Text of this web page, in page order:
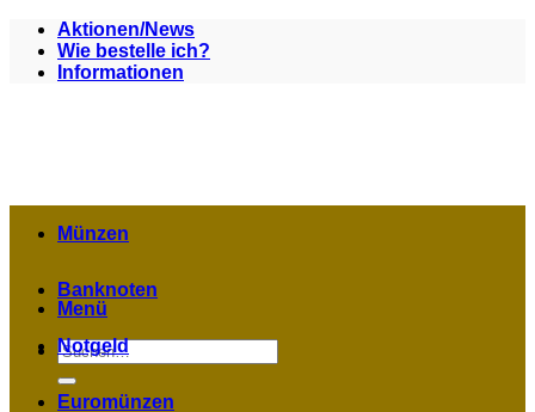
Zum
Inhalt
springen
Aktionen/News
Wie bestelle ich?
Informationen
Menü
Suchen
nach:
Münzen
Banknoten
Notgeld
Euromünzen